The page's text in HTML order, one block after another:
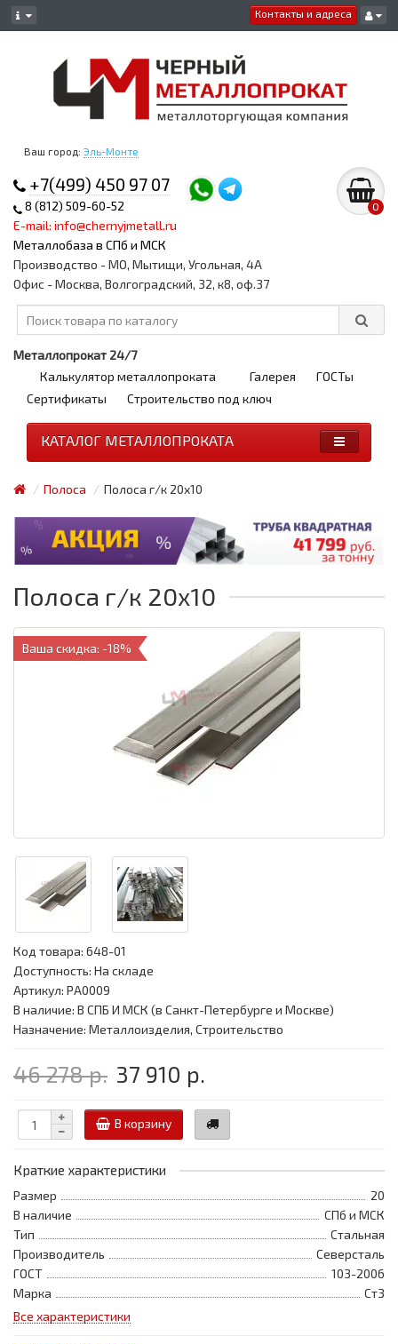
Контакты и адреса
Ваш город: Эль-Монте
+7(499) 450 97 07
8 (812) 509-60-52
E-mail: info@chernyjmetall.ru
Металлобаза в СПб и МСК
0
Производство - МО, Мытищи, Угольная, 4А
Офис - Москва, Волгоградский, 32, к8, оф.37
Металлопрокат 24/7
Калькулятор металлопроката
Галерея
ГОСТы
Сертификаты
Строительство под ключ
КАТАЛОГ МЕТАЛЛОПРОКАТА
Полоса Полоса г/к 20x10
Полоса г/к 20x10
Ваша скидка: -18%
Код товара: 648-01
Доступность: На складе
Артикул: PA0009
В наличие: В СПБ И МСК (в Санкт-Петербурге и Москве)
Назначение: Металлоизделия, Строительство
46 278 р. 37 910 р.
В корзину
Краткие характеристики
Размер
20
В наличие
СПб и МСК
Тип
Стальная
Производитель
Северсталь
ГОСТ
103-2006
Марка
Ст3
Все характеристики